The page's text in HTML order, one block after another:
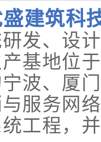
建筑科
发、设
基地位
波、厦
服务网
工程，